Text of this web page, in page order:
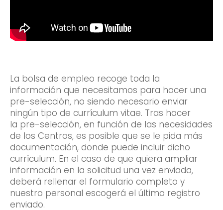
La bolsa de empleo recoge toda la
información que necesitamos para hacer una
pre-selección, no siendo necesario enviar
ningún tipo de currículum vitae. Tras hacer
la pre-selección, en función de las necesidades
de los Centros, es posible que se le pida más
documentación, donde puede incluir dicho
currículum. En el caso de que quiera ampliar
información en la solicitud una vez enviada,
deberá rellenar el formulario completo y
nuestro personal escogerá el último registro
enviado.